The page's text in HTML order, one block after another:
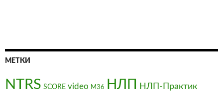
МЕТКИ
NTRS SCORE video М36 НЛП НЛП-Практик